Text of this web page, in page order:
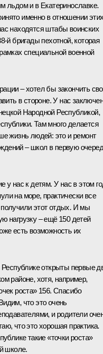
льдом и в Екатеринославке.
именно в отношении
находятся штабы воинских
й бригады пехотной, которая
специальной военной
– хотел бы закончить
в стороне. У нас
Народной Республикой,
Там много делается
жизнь людей: это и ремонт
– школ в первую
у нас к детям. У нас в этом
на море, практически все
получили этот отдых. И мы
нагрузку – ещё 150 детей
есть возможность их
открыты первые
районе, хотя, например,
роста» 156. Спасибо
что это очень
и родители
что это хорошая практика.
такие «точки роста»
школе.